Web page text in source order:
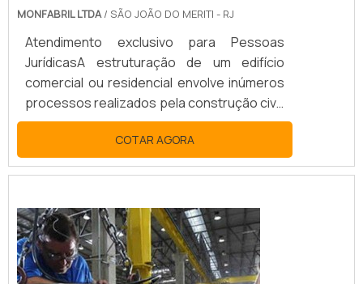
MONFABRIL LTDA/ SÃO JOÃO DO MERITI - RJ
Atendimento exclusivo para Pessoas
JurídicasA estruturação de um edifício
comercial ou residencial envolve inúmeros
processos realizados pela construção civil.
Estudo do local, análise na rede hidráulica e
impactos ambientais são alguns dos
aspectos a serem avaliados. Dentre a lista
destacar o projeto de instalações
elétricas. De maneira geral, os projetos de
instalações elétricas podem ser cara...
COTAR AGORA